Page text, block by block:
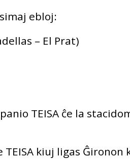
ebloj:
– El Prat)
TEISA ĉe la
kiuj ligas